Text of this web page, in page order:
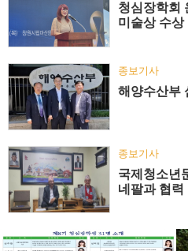
청심장학회
미술상 수상
종보기사
해양수산부
종보기사
국제청소년
네팔과 협력